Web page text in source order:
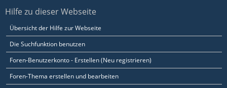
Hilfe zu dieser Webseite
Übersicht der Hilfe zur Webseite
Die Suchfunktion benutzen
Foren-Benutzerkonto - Erstellen (Neu registrieren)
Foren-Thema erstellen und bearbeiten